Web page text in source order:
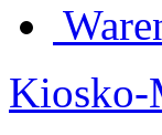
Kiosko-